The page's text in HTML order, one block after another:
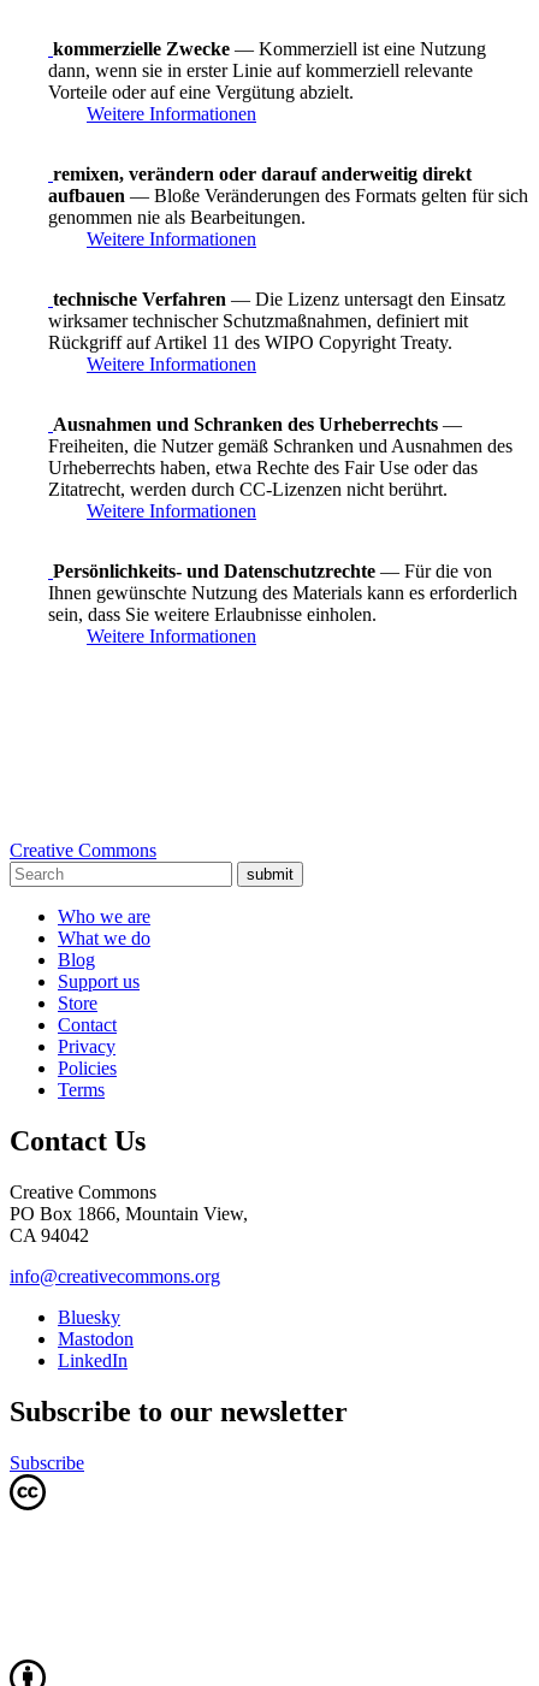
kommerzielle Zwecke — Kommerziell ist eine Nutzung
dann, wenn sie in erster Linie auf kommerziell relevante
Vorteile oder auf eine Vergütung abzielt.
Weitere Informationen
remixen, verändern oder darauf anderweitig direkt
aufbauen — Bloße Veränderungen des Formats gelten für sich
genommen nie als Bearbeitungen.
Weitere Informationen
technische Verfahren — Die Lizenz untersagt den Einsatz
wirksamer technischer Schutzmaßnahmen, definiert mit
Rückgriff auf Artikel 11 des WIPO Copyright Treaty.
Weitere Informationen
Ausnahmen und Schranken des Urheberrechts —
Freiheiten, die Nutzer gemäß Schranken und Ausnahmen des
Urheberrechts haben, etwa Rechte des Fair Use oder das
Zitatrecht, werden durch CC-Lizenzen nicht berührt.
Weitere Informationen
Persönlichkeits- und Datenschutzrechte — Für die von
Ihnen gewünschte Nutzung des Materials kann es erforderlich
sein, dass Sie weitere Erlaubnisse einholen.
Weitere Informationen
Creative Commons
submit
Who we are
What we do
Blog
Support us
Store
Contact
Privacy
Policies
Terms
Contact Us
Creative Commons
PO Box 1866, Mountain View,
CA 94042
info@creativecommons.org
Bluesky
Mastodon
LinkedIn
Subscribe to our newsletter
Subscribe